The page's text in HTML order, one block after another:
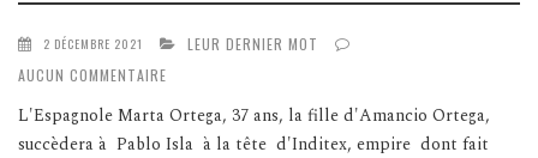
2 DÉCEMBRE 2021
LEUR DERNIER MOT
AUCUN COMMENTAIRE
L'Espagnole Marta Ortega, 37 ans, la fille d'Amancio Ortega,
succèdera à Pablo Isla à la tête d'Inditex, empire dont fait